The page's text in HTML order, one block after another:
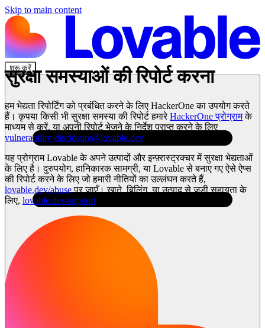
Skip to main content
शुरू करें
सुरक्षा समस्याओं की रिपोर्ट करना
हम भेद्यता रिपोर्टिंग को प्रबंधित करने के लिए HackerOne का उपयोग करते
हैं। कृपया किसी भी सुरक्षा समस्या की रिपोर्ट हमारेHackerOne प्रोग्रामके
माध्यम से करें, या अपनी रिपोर्ट भेजने के निर्देश प्राप्त करने के लिए
vulnerability-disclosure@lovable.dev
यह प्रोग्राम Lovable के अपने उत्पादों और इन्फ़्रास्ट्रक्चर में सुरक्षा भेद्यताओं
के लिए है। दुरुपयोग, हानिकारक सामग्री, या Lovable से बनाए गए ऐसे ऐप्स
की रिपोर्ट करने के लिए जो हमारी नीतियों का उल्लंघन करते हैं,
lovable.dev/abuseपर जाएँ। खाते, बिलिंग, या उत्पाद से जुड़ी सहायता के
लिए, lovable.dev/support